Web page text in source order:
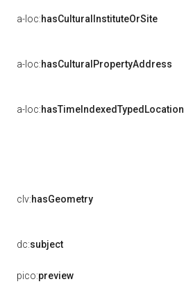
a-loc:hasCulturalInstituteOrSite
a-loc:hasCulturalPropertyAddress
a-loc:hasTimeIndexedTypedLocation
clv:hasGeometry
dc:subject
pico:preview